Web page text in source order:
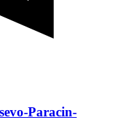
Paracin-